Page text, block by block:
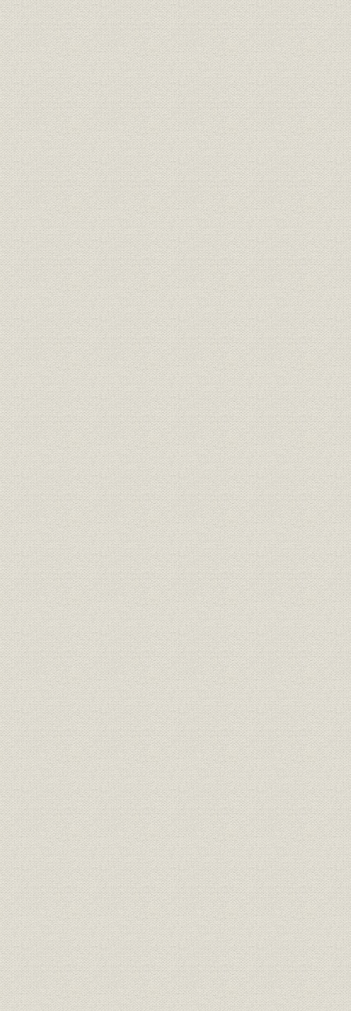
銀行;経営
山陰地方の普通銀行の預金・貸
出金の推移
大正3年
(1919年)
貯蓄;融資
山陰地方6都市の預金・貸出金
状況
大正10年
銀行
山陰地方本店銀行数の異動(大正
時代)
大正元年
(1926年)末
金融;貯蓄 金融恐慌による預金増減状況
昭和元年
(1927年)末
銀行 銀行法による無資格銀行一覧 昭和2年
銀行 普通銀行数の推移
昭和3年
(1941年)
銀行;財務・業績 山陰地方の普通銀行の主要勘定
昭和2年
(1936年)
銀行;財務・業績 山陰地方の貯蓄銀行の主要勘定
昭和2年
(1936年)
銀行;資金 山陰貯蓄銀行の職業別貸出残高 昭和8年
銀行;財務・業績 松江銀行主要勘定
昭和6年
(1940年)
銀行;財務・業績 全国地方銀行主要勘定
昭和5年
(1940年)
銀行;財務・業績 山陰貯蓄銀行主要勘定
昭和6年
(1940年)
銀行;財務・業績 全国貯蓄銀行主要勘定
昭和5年
(1940年)
銀行;株式 山陰地方の銀行の配当率
昭和2年
(1935年)
貯蓄;シェア
山陰地方の金融機関別預貯金シ
ェアの推移
昭和7年
(1937年)末